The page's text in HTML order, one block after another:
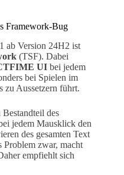
Framework-Bug
ab Version 24H2 ist
(TSF). Dabei
UI bei jedem
bei Spielen im
zu Aussetzern führt.
des
jedem Mausklick den
des gesamten Text
Problem zwar, macht
empfiehlt sich